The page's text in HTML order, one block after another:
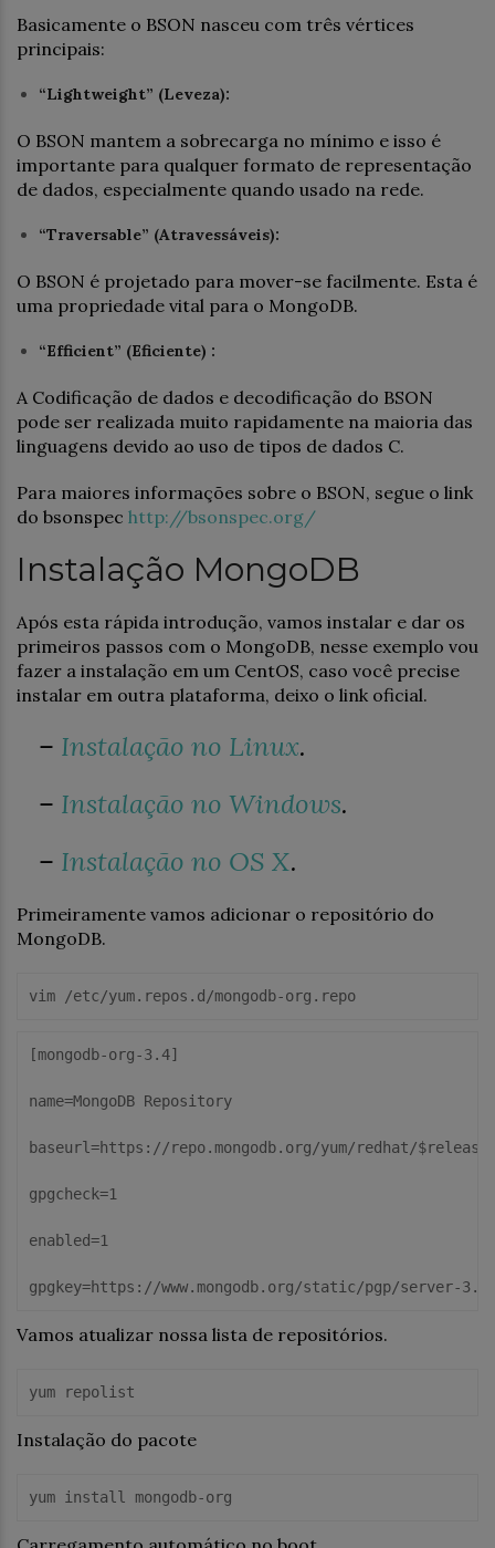
Basicamente o BSON nasceu com três vértices
principais:
“Lightweight” (Leveza):
O BSON mantem a sobrecarga no mínimo e isso é
importante para qualquer formato de representação
de dados, especialmente quando usado na rede.
“Traversable” (Atravessáveis):
O BSON é projetado para mover-se facilmente. Esta é
uma propriedade vital para o MongoDB.
“Efficient” (Eficiente) :
A Codificação de dados e decodificação do BSON
pode ser realizada muito rapidamente na maioria das
linguagens devido ao uso de tipos de dados C.
Para maiores informações sobre o BSON, segue o link
do bsonspec http://bsonspec.org/
Instalação MongoDB
Após esta rápida introdução, vamos instalar e dar os
primeiros passos com o MongoDB, nesse exemplo vou
fazer a instalação em um CentOS, caso você precise
instalar em outra plataforma, deixo o link oficial.
– Instalação no Linux.
– Instalação no Windows.
– Instalação no OS X.
Primeiramente vamos adicionar o repositório do
MongoDB.
vim /etc/yum.repos.d/mongodb-org.repo
[mongodb-org-3.4]
name=MongoDB Repository
baseurl=https://repo.mongodb.org/yum/redhat/
gpgcheck=1
enabled=1
gpgkey=https://www.mongodb.org/static/pgp/server-
Vamos atualizar nossa lista de repositórios.
Instalação do pacote
yum install mongodb-org